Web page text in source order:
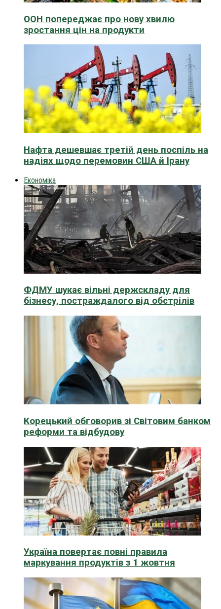
ООН попереджає про нову хвилю
зростання цін на продукти
Нафта дешевшає третій день поспіль на
надіях щодо перемовин США й Ірану
Економіка
ФДМУ шукає вільні держскладу для
бізнесу, постраждалого від обстрілів
Корецький обговорив зі Світовим банком
реформи та відбудову
Україна повертає повні правила
маркування продуктів з 1 жовтня